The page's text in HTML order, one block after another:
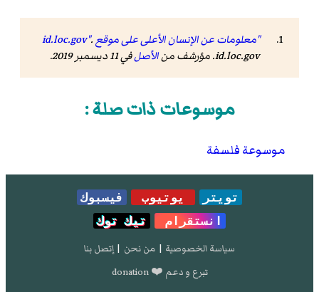
"معلومات عن الإنسان الأعلى على موقع id.loc.gov".
id.loc.gov. مؤرشف من
الأصلفي 11 ديسمبر 2019.
موسوعات ذات صلة :
موسوعة فلسفة
تويتر يوتيوب
فيسبوك
انستقرام
تيك توك
سياسة الخصوصية | من نحن | إتصل بنا
تبرع و دعم ❤️ donation